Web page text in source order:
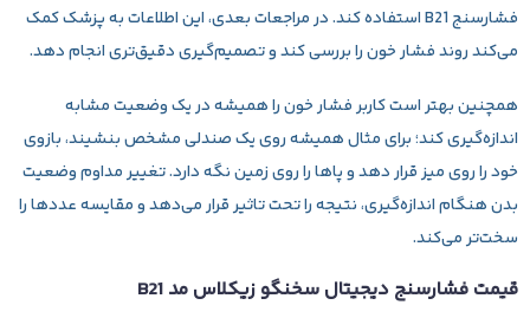
فشارسنج B21 استفاده کند. در مراجعات بعدی، این اطلاعات به پزشک کمک
می‌کند روند فشار خون را بررسی کند و تصمیم‌گیری دقیق‌تری انجام دهد.
همچنین بهتر است کاربر فشار خون را همیشه در یک وضعیت مشابه
اندازه‌گیری کند؛ برای مثال همیشه روی یک صندلی مشخص بنشیند، بازوی
خود را روی میز قرار دهد و پاها را روی زمین نگه دارد. تغییر مداوم وضعیت
بدن هنگام اندازه‌گیری، نتیجه را تحت تاثیر قرار می‌دهد و مقایسه عددها را
سخت‌تر می‌کند.
قیمت فشارسنج دیجیتال سخنگو زیکلاس مد B21